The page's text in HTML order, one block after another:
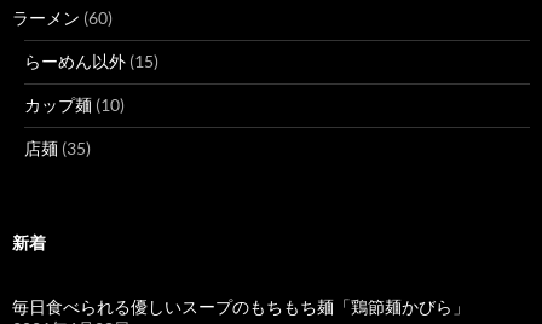
ラーメン (60)
らーめん以外 (15)
カップ麺 (10)
店麺 (35)
新着
毎日食べられる優しいスープのもちもち麺「鶏節麺かびら」